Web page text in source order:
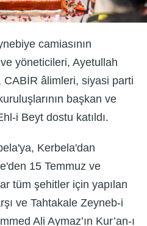
camiasının
ve yöneticileri, Ayetullah
âlimleri, siyasi parti
başkan ve
i Beyt dostu katıldı.
Kerbela'dan
15 Temmuz ve
tüm şehitler için yapılan
ve Tahtakale Zeyneb-i
Ali Aymaz’ın Kur’an-ı